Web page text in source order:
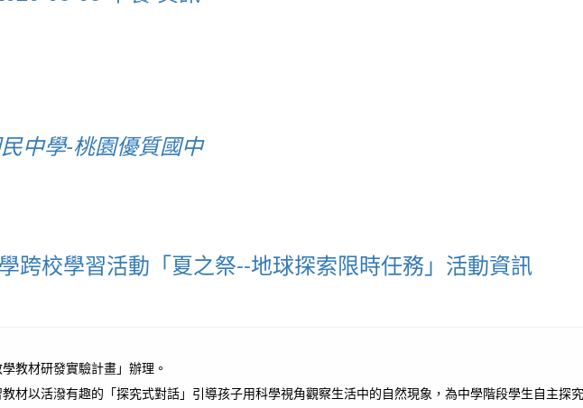
中學-桃園優質國中
跨校學習活動「夏之祭--地球探索限時任務」活動資訊
教材研發實驗計畫」辦理。
材以活潑有趣的「探究式對話」引導孩子用科學視角觀察生活中的自然現象，為中學階段學生自主探